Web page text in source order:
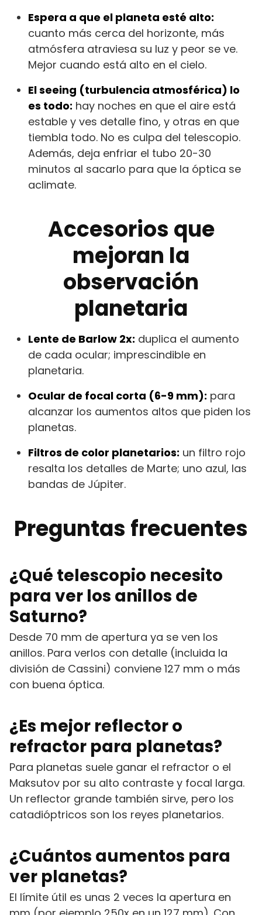
Espera a que el planeta esté alto:
cuanto más cerca del horizonte, más
atmósfera atraviesa su luz y peor se ve.
Mejor cuando está alto en el cielo.
El seeing (turbulencia atmosférica) lo
es todo: hay noches en que el aire está
estable y ves detalle fino, y otras en que
tiembla todo. No es culpa del telescopio.
Además, deja enfriar el tubo 20-30
minutos al sacarlo para que la óptica se
aclimate.
Accesorios que
mejoran la
observación
planetaria
Lente de Barlow 2x: duplica el aumento
de cada ocular; imprescindible en
planetaria.
Ocular de focal corta (6-9 mm): para
alcanzar los aumentos altos que piden los
planetas.
Filtros de color planetarios: un filtro rojo
resalta los detalles de Marte; uno azul, las
bandas de Júpiter.
Preguntas frecuentes
¿Qué telescopio necesito
para ver los anillos de
Saturno?
Desde 70 mm de apertura ya se ven los
anillos. Para verlos con detalle (incluida la
división de Cassini) conviene 127 mm o más
con buena óptica.
¿Es mejor reflector o
refractor para planetas?
Para planetas suele ganar el refractor o el
Maksutov por su alto contraste y focal larga.
Un reflector grande también sirve, pero los
catadióptricos son los reyes planetarios.
¿Cuántos aumentos para
ver planetas?
El límite útil es unas 2 veces la apertura en